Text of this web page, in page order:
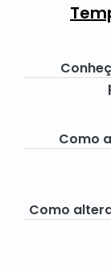
Como
Como